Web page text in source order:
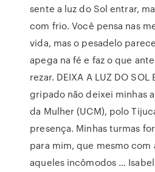
sente a luz do Sol entrar,
com frio. Você pensa nas
vida, mas o pesadelo
apega na fé e faz o que
rezar. DEIXA A LUZ DO SOL
gripado não deixei minhas
da Mulher (UCM), polo
presença. Minhas turmas
para mim, que mesmo com
aqueles incômodos …